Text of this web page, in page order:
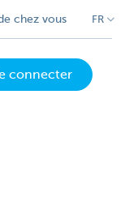
chez vous FR
connecter